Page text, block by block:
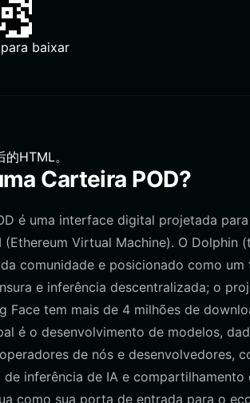
baixar
的HTML。
Carteira POD?
é uma interface digital projetada
(Ethereum Virtual Machine). O
comunidade e posicionado como
e inferência descentralizada; o
Face tem mais de 4 milhões de
é o desenvolvimento de modelos,
de nós e desenvolvedores,
inferência de IA e
como sua porta de entrada para o